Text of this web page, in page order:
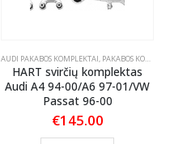
,VW PAKABOS KOMPLEKTAI
AUDI PAKABOS KOMPLEKTAI, PAKABOS KOMPLEKTAI
HART svirčių komplektas
Audi A4 94-00/A6 97-01/VW
Passat 96-00
€145.00